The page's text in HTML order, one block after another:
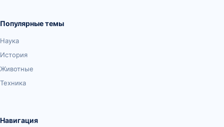
Популярные темы
Наука
История
Животные
Техника
Навигация